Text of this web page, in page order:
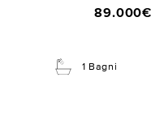
89.000€
1 Bagni